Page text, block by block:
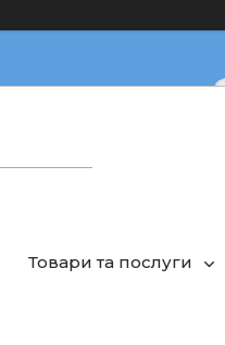
Товари та послуги